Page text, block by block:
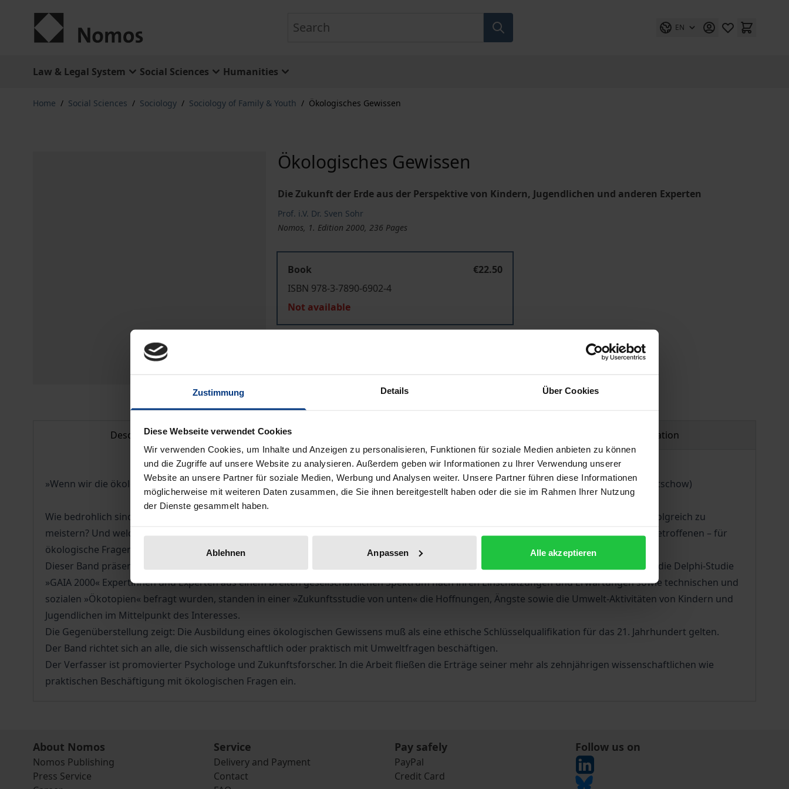
Zustimmung Details Über Cookies
Diese Webseite verwendet Cookies
Wir verwenden Cookies, um Inhalte und Anzeigen zu personalisieren, Funktionen für soziale Medien anbieten zu können
und die Zugriffe auf unsere Website zu analysieren. Außerdem geben wir Informationen zu Ihrer Verwendung unserer
Website an unsere Partner für soziale Medien, Werbung und Analysen weiter. Unsere Partner führen diese Informationen
möglicherweise mit weiteren Daten zusammen, die Sie ihnen bereitgestellt haben oder die sie im Rahmen Ihrer Nutzung
der Dienste gesammelt haben.
Ablehnen Anpassen Alle akzeptieren
EN
Law & Legal System Social Sciences Humanities
Home / Social Sciences / Sociology / Sociology of Family & Youth / Ökologisches Gewissen
Ökologisches Gewissen
Die Zukunft der Erde aus der Perspektive von Kindern, Jugendlichen und anderen Experten
Prof. i.V. Dr. Sven Sohr
Nomos, 1. Edition 2000, 236 Pages
Book
€22.50
ISBN 978-3-7890-6902-4
Not available
Description Product safety information
»Wenn wir die ökologische Krise nicht meistern, dann erübrigen sich alle weiteren Überlegungen für das 21. Jahrhundert.« (Michail Gorbatschow)
Wie bedrohlich sind die ökologischen Herausforderungen am Beginn des neuen Jahrhunderts wirklich? Wie stehen die Chancen, diese erfolgreich zu
meistern? Und welches Bewußtsein haben Kinder und Jugendliche – die von den Folgen der von uns ungelösten Umweltprobleme Hauptbetroffenen – für
ökologische Fragen?
Dieser Band präsentiert und vergleicht die Ergebnisse zwei sehr unterschiedlich konzipierter ökologischer Zukunftsstudien: Während für die Delphi-Studie
»GAIA 2000« Expertinnen und Experten aus einem breiten gesellschaftlichen Spektrum nach ihren Einschätzungen und Erwartungen sowie technischen und
sozialen »Ökotopien« befragt wurden, standen in einer »Zukunftsstudie von unten« die Hoffnungen, Ängste sowie die Umwelt-Aktivitäten von Kindern und
Jugendlichen im Mittelpunkt des Interesses.
Die Gegenüberstellung zeigt: Die Ausbildung eines ökologischen Gewissens muß als eine ethische Schlüsselqualifikation für das 21. Jahrhundert gelten.
Der Band richtet sich an alle, die sich wissenschaftlich oder praktisch mit Umweltfragen beschäftigen.
Der Verfasser ist promovierter Psychologe und Zukunftsforscher. In die Arbeit fließen die Erträge seiner mehr als zehnjährigen wissenschaftlichen wie
praktischen Beschäftigung mit ökologischen Fragen ein.
About Nomos
Nomos Publishing
Press Service
Service
Delivery and Payment
Contact
Pay safely
PayPal
Credit Card
Follow us on